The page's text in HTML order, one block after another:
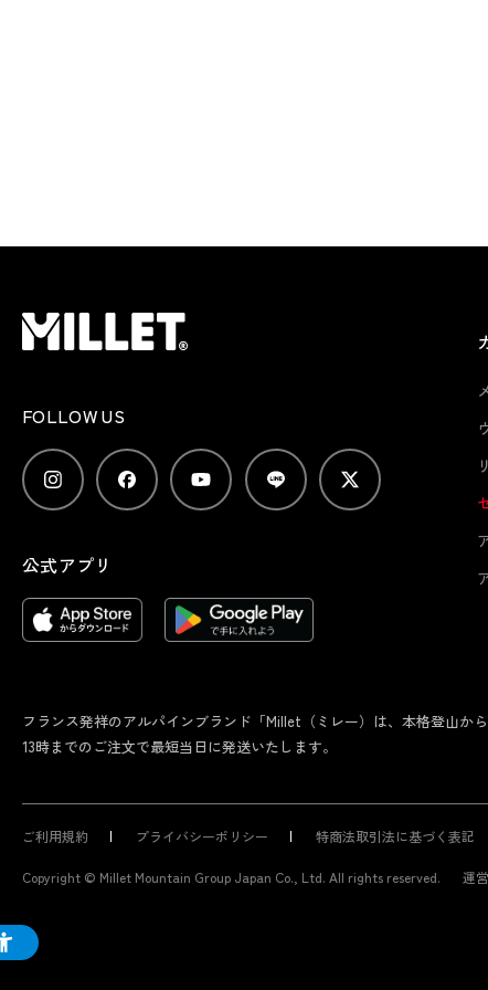
FOLLOW US
公式アプリ
フランス発祥のアルパインブランド「Millet（ミレー）は、本格登山か
13時までのご注文で最短当日に発送いたします。
ご利用規約 プライバシーポリシー 特商法取引法に基づく表記
Copyright © Millet Mountain Group Japan Co., Ltd. All rights reserved. 運